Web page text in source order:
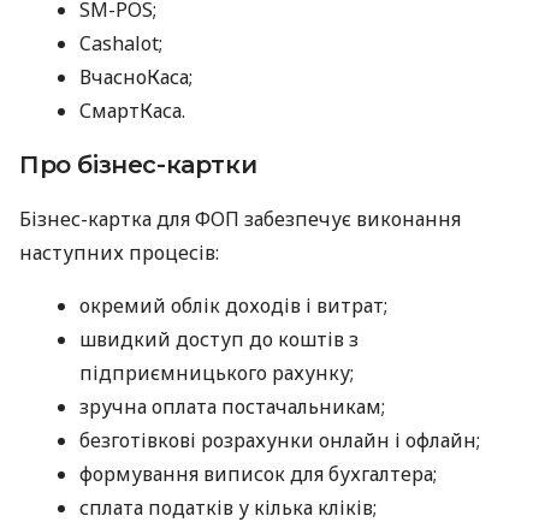
SM-POS;
Cashalot;
ВчасноКаса;
СмартКаса.
Про бізнес-картки
Бізнес-картка для ФОП забезпечує виконання
наступних процесів:
окремий облік доходів і витрат;
швидкий доступ до коштів з
підприємницького рахунку;
зручна оплата постачальникам;
безготівкові розрахунки онлайн і офлайн;
формування виписок для бухгалтера;
сплата податків у кілька кліків;